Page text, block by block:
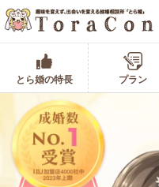
とら婚の特長 プラン